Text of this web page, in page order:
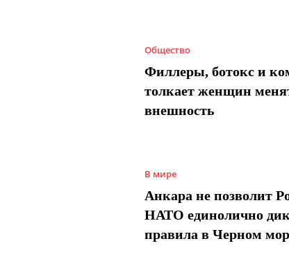
Общество
Филлеры, ботокс и
толкает женщин
внешность
В мире
Анкара не позволит
НАТО единолично
правила в Черном